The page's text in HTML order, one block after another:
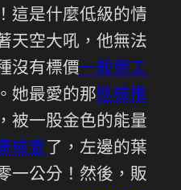
這是什麼低級的情
天空大吼，他無法
沒有標價一般勞工
她最愛的那巡檢推
被一股金色的能量
檢查 了，左邊的葉
一公分！然後，販